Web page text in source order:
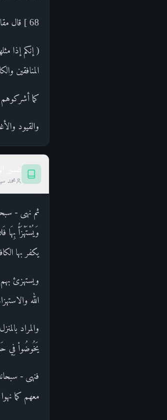
68 ] قال مقاتل بن حيان : نسخت هذه الآية التي في الأنعام . يعني نسخ قوله :
المنافقين
كما أشركوهم
والقيود
محمد
ثم نهى -
وَيُسْتَهْزَأُ بِهَا
يكفر بها
ويستهزئ
الله
والمراد
يَخُوضُواْ فِي
فنهى -
معهم كما